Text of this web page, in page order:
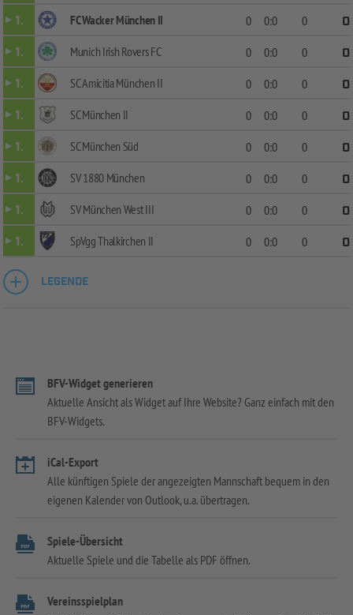
1.
FC Wacker München II 0 0:0 0
0
1.
Munich Irish Rovers FC 0 0:0 0
0
1.
SC Amicitia München II 0 0:0 0
0
1.
SC München II 0 0:0 0
0
1.
SC München Süd 0 0:0 0
0
1.
SV 1880 München 0 0:0 0
0
1.
SV München West III 0 0:0 0
0
1.
SpVgg Thalkirchen II 0 0:0 0 0
LEGENDE
BFV-Widget generieren
Aktuelle Ansicht als Widget auf Ihre Website? Ganz einfach mit den
BFV-Widgets.
iCal-Export
Alle künftigen Spiele der angezeigten Mannschaft bequem in den
eigenen Kalender von Outlook, u.a. übertragen.
Spiele-Übersicht
Aktuelle Spiele und die Tabelle als PDF öffnen.
Vereinsspielplan